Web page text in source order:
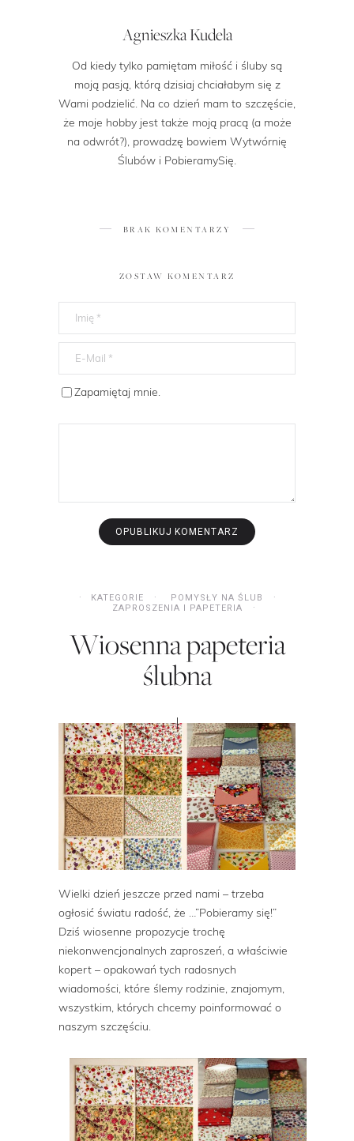
Agnieszka Kudela
Od kiedy tylko pamiętam miłość i śluby są
moją pasją, którą dzisiaj chciałabym się z
Wami podzielić. Na co dzień mam to szczęście,
że moje hobby jest także moją pracą (a może
na odwrót?), prowadzę bowiem Wytwórnię
Ślubów i PobieramySię.
BRAK KOMENTARZY
ZOSTAW KOMENTARZ
Zapamiętaj mnie.
KATEGORIE
POMYSŁY NA ŚLUB
ZAPROSZENIA I PAPETERIA
Wiosenna papeteria
ślubna
Wielki dzień jeszcze przed nami – trzeba
ogłosić światu radość, że …”Pobieramy się!”
Dziś wiosenne propozycje trochę
niekonwencjonalnych zaproszeń, a właściwie
kopert – opakowań tych radosnych
wiadomości, które ślemy rodzinie, znajomym,
wszystkim, których chcemy poinformować o
naszym szczęściu.